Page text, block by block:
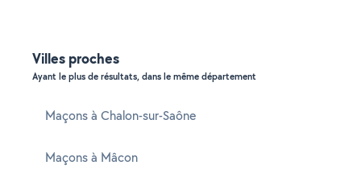
Villes proches
Ayant le plus de résultats, dans le même département
Maçons à Chalon-sur-Saône
Maçons à Mâcon